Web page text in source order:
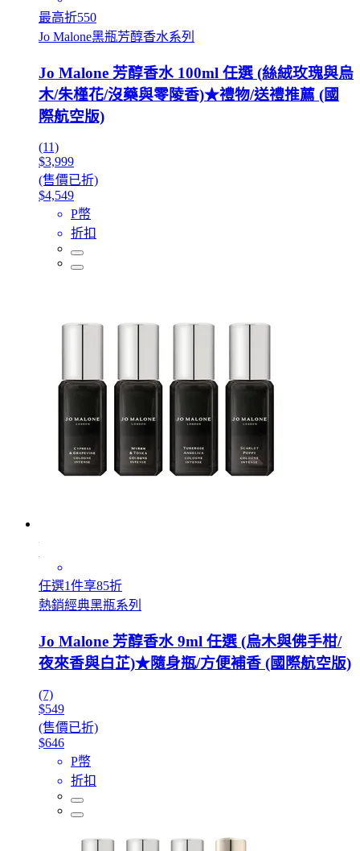
最高折550
Jo Malone黑瓶芳醇香水系列
Jo Malone 芳醇香水 100ml 任選 (絲絨玫瑰與烏
木/朱槿花/沒藥與零陵香)★禮物/送禮推薦 (國
際航空版)
(11)
$3,999
(售價已折)
$4,549
P幣
折扣
任選1件享85折
熱銷經典黑瓶系列
Jo Malone 芳醇香水 9ml 任選 (烏木與佛手柑/
夜來香與白芷)★隨身瓶/方便補香 (國際航空版)
(7)
$549
(售價已折)
$646
P幣
折扣